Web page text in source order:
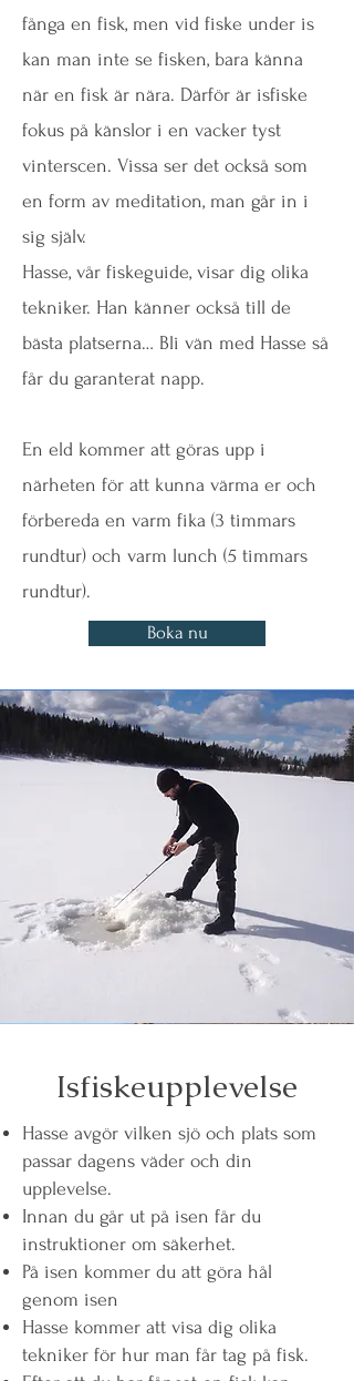
fånga en fisk, men vid fiske under is
kan man inte se fisken, bara känna
när en fisk är nära. Därför är isfiske
fokus på känslor i en vacker tyst
vinterscen. Vissa ser det också som
en form av meditation, man går in i
sig själv.
Hasse, vår fiskeguide, visar dig olika
tekniker. Han känner också till de
bästa platserna… Bli vän med Hasse så
får du garanterat napp.
En eld kommer att göras upp i
närheten för att kunna värma er och
förbereda en varm fika (3 timmars
rundtur) och varm lunch (5 timmars
rundtur).
Boka nu
Isfiskeupplevelse
Hasse avgör vilken sjö och plats som
passar dagens väder och din
upplevelse.
Innan du går ut på isen får du
instruktioner om säkerhet.
På isen kommer du att göra hål
genom isen
Hasse kommer att visa dig olika
tekniker för hur man får tag på fisk.